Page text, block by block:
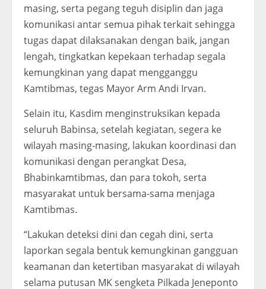
masing, serta pegang teguh disiplin dan jaga
komunikasi antar semua pihak terkait sehingga
tugas dapat dilaksanakan dengan baik, jangan
lengah, tingkatkan kepekaan terhadap segala
kemungkinan yang dapat mengganggu
Kamtibmas, tegas Mayor Arm Andi Irvan.
Selain itu, Kasdim menginstruksikan kepada
seluruh Babinsa, setelah kegiatan, segera ke
wilayah masing-masing, lakukan koordinasi dan
komunikasi dengan perangkat Desa,
Bhabinkamtibmas, dan para tokoh, serta
masyarakat untuk bersama-sama menjaga
Kamtibmas.
“Lakukan deteksi dini dan cegah dini, serta
laporkan segala bentuk kemungkinan gangguan
keamanan dan ketertiban masyarakat di wilayah
selama putusan MK sengketa Pilkada Jeneponto